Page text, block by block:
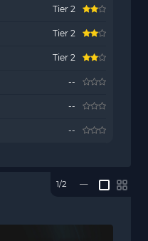
Tier 2
Tier 2
Tier 2
--
--
--
1/2 —